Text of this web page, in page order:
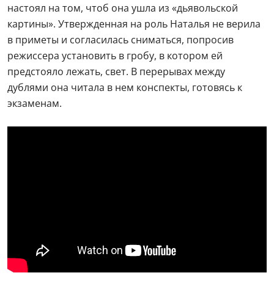
настоял на том, чтоб она ушла из «дьявольской
картины». Утвержденная на роль Наталья не верила
в приметы и согласилась сниматься, попросив
режиссера установить в гробу, в котором ей
предстояло лежать, свет. В перерывах между
дублями она читала в нем конспекты, готовясь к
экзаменам.